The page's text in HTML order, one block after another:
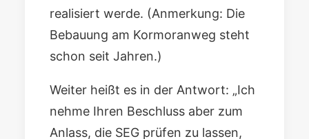
realisiert werde. (Anmerkung: Die
Bebauung am Kormoranweg steht
schon seit Jahren.)
Weiter heißt es in der Antwort: „Ich
nehme Ihren Beschluss aber zum
Anlass, die SEG prüfen zu lassen,